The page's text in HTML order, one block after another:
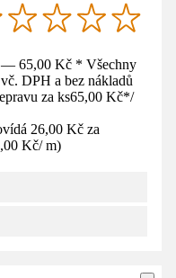
— 65,00 Kč * Všechny
DPH a bez nákladů
za ks65,00 Kč*/
26,00 Kč za
Kč/ m)